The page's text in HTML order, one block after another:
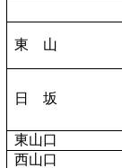
東 山
日 坂
東山口
西山口